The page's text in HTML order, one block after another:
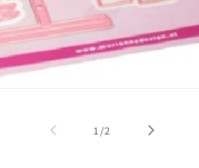
1 /2